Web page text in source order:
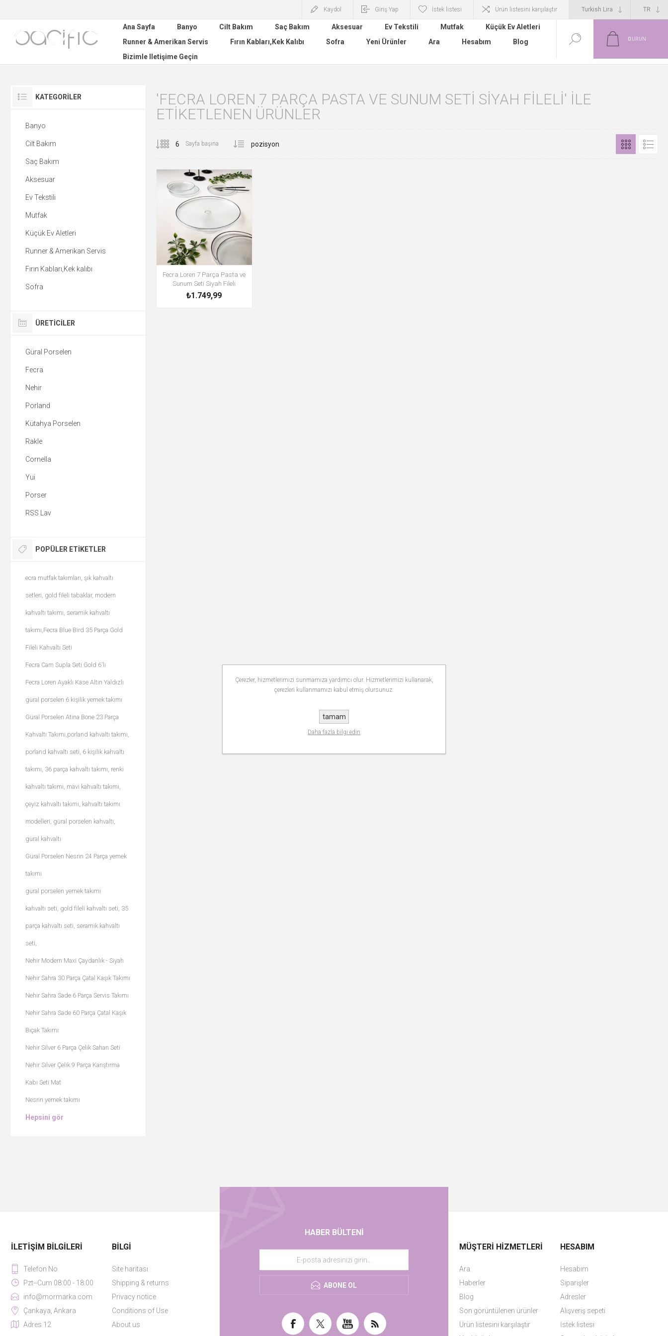
Kaydol Giriş Yap İstek listesi Ürün listesini karşılaştır
Ana Sayfa Banyo Cilt Bakım Saç Bakım Aksesuar Ev Tekstili Mutfak
Küçük Ev Aletleri
Runner & Amerikan Servis
Fırın Kabları,Kek Kalıbı Sofra Yeni Ürünler Ara Hesabım
Blog
Bizimle Iletişime Geçin
0 ÜRÜN
'FECRA LOREN 7 PARÇA PASTA VE SUNUM SETI SIYAH FILELI' ILE
ETIKETLENEN ÜRÜNLER
Sayfa başına
Fecra Loren 7 Parça Pasta ve
Sunum Seti Siyah Fileli
₺1.749,99
KATEGORILER
Banyo
Cilt Bakım
Saç Bakım
Aksesuar
Ev Tekstili
Mutfak
Küçük Ev Aletleri
Runner & Amerikan Servis
Fırın Kabları,Kek kalıbı
Sofra
ÜRETICILER
Güral Porselen
Fecra
Nehir
Porland
Kütahya Porselen
Rakle
Cornella
Yui
Porser
RSS Lav
POPÜLER ETIKETLER
ecra mutfak takımları, şık kahvaltı
setleri, gold fileli tabaklar, modern
kahvaltı takımı, seramik kahvaltı
takımı,Fecra Blue Bird 35 Parça Gold
Fileli Kahvaltı Seti
Fecra Cam Supla Seti Gold 6'lı
Fecra Loren Ayaklı Kase Altın Yaldızlı
güral porselen 6 kişilik yemek takımı
Güral Porselen Atina Bone 23 Parça
Kahvaltı Takımı,porland kahvaltı takımı,
porland kahvaltı seti, 6 kişilik kahvaltı
takımı, 36 parça kahvaltı takımı, renki
kahvaltı takımı, mavi kahvaltı takımı,
çeyiz kahvaltı takımı, kahvaltı takımı
modelleri, güral porselen kahvaltı,
güral kahvaltı
Güral Porselen Nesrin 24 Parça yemek
takımı
güral porselen yemek takımı
kahvaltı seti, gold fileli kahvaltı seti, 35
parça kahvaltı seti, seramik kahvaltı
seti,
Nehir Modern Maxi Çaydanlık - Siyah
Nehir Sahra 30 Parça Çatal Kaşık Takımı
Nehir Sahra Sade 6 Parça Servis Takımı
Nehir Sahra Sade 60 Parça Çatal Kaşık
Bıçak Takımı
Nehir Silver 6 Parça Çelik Sahan Seti
Nehir Silver Çelik 9 Parça Karıştırma
Kabı Seti Mat
Nesrin yemek takımı
Hepsini gör
HABER BÜLTENI
ABONE OL
İLETIŞIM BILGILERI
Telefon No
Pzt--Cum 08:00 - 18:00
info@mormarka.com
Çankaya, Ankara
Adres 12
BILGI
Site haritası
Shipping & returns
Privacy notice
Conditions of Use
About us
MÜŞTERI HIZMETLERI
Ara
Haberler
Blog
Son görüntülenen ürünler
Ürün listesini karşılaştır
HESABIM
Hesabım
Siparişler
Adresler
Alışveriş sepeti
İstek listesi
Çerezler, hizmetlerimizi sunmamıza yardımcı olur. Hizmetlerimizi kullanarak,
çerezleri kullanmamızı kabul etmiş olursunuz.
tamam
Daha fazla bilgi edin